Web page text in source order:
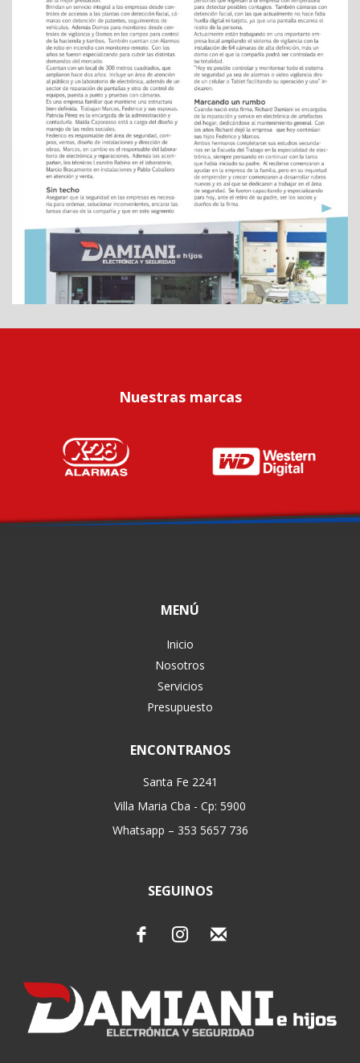
Nuestras marcas
MENÚ
Inicio
Nosotros
Servicios
Presupuesto
ENCONTRANOS
Santa Fe 2241
Villa Maria Cba - Cp: 5900
Whatsapp – 353 5657 736
SEGUINOS